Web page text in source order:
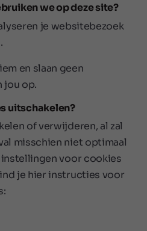
we op deze site?
je websitebezoek
en slaan geen
jou op.
uitschakelen?
of verwijderen, al zal
misschien niet optimaal
voor cookies
je hier instructies voor